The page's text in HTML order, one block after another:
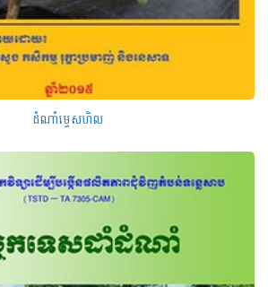
ដំណាំម្ទេសហិល